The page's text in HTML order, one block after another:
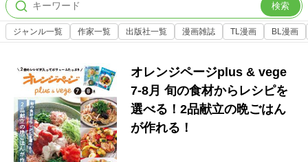
検索
ジャンル一覧 作家一覧 出版社一覧 漫画雑誌 TL漫画 BL漫画
オレンジページplus & vege
7-8月 旬の食材からレシピを
選べる！2品献立の晩ごはん
が作れる！